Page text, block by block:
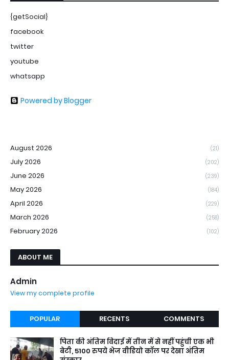
{getSocial}
facebook
twitter
youtube
whatsapp
Powered by Blogger
August 2026 (21)
July 2026 (202)
June 2026 (239)
May 2026 (184)
April 2026 (229)
March 2026 (258)
February 2026 (102)
ABOUT ME
Admin
View my complete profile
POPULAR RECENTS COMMENTS
पिता की अंतिम विदाई में तीन में से नहीं पहुंची एक भी
बेटी, 5100 रुपये भेज वीडियो कॉल पर देखा अंतिम